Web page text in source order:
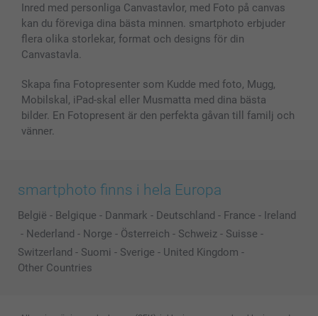
Fotoramar & Tillbehör
Presentkort
Alla fotoprodukter
Inred med personliga Canvastavlor, med Foto på canvas
kan du föreviga dina bästa minnen. smartphoto erbjuder
flera olika storlekar, format och designs för din
Canvastavla.
Skapa fina Fotopresenter som Kudde med foto, Mugg,
Mobilskal, iPad-skal eller Musmatta med dina bästa
bilder. En Fotopresent är den perfekta gåvan till familj och
vänner.
smartphoto finns i hela Europa
België - Belgique - Danmark - Deutschland - France - Ireland
- Nederland - Norge - Österreich - Schweiz - Suisse -
Switzerland - Suomi - Sverige - United Kingdom -
Other Countries